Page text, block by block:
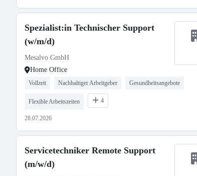
Spezialist:in Technischer Support
(w/m/d)
Mesalvo GmbH
Home Office
Vollzeit Nachhaltiger Arbeitgeber Gesundheitsangebote
Flexible Arbeitszeiten 4
28.07.2026
Servicetechniker Remote Support
(m/w/d)